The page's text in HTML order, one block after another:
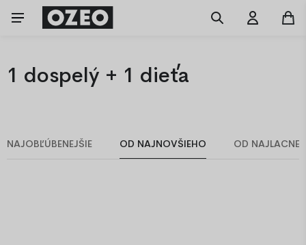
1 dospelý + 1 dieťa
NAJOBĽÚBENEJŠIE OD NAJNOVŠIEHO OD